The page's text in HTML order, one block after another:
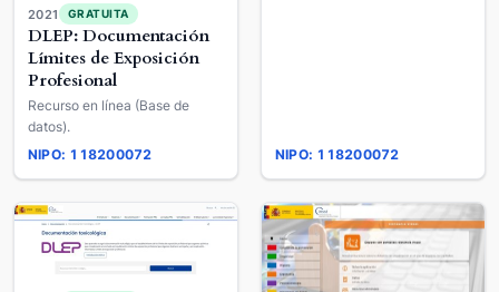
2021 GRATUITA
DLEP: Documentación
Límites de Exposición
Profesional
Recurso en línea (Base de
datos).
NIPO: 118200072 NIPO: 118200072